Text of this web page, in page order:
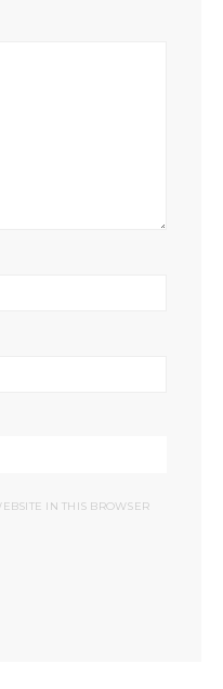
IN THIS BROWSER